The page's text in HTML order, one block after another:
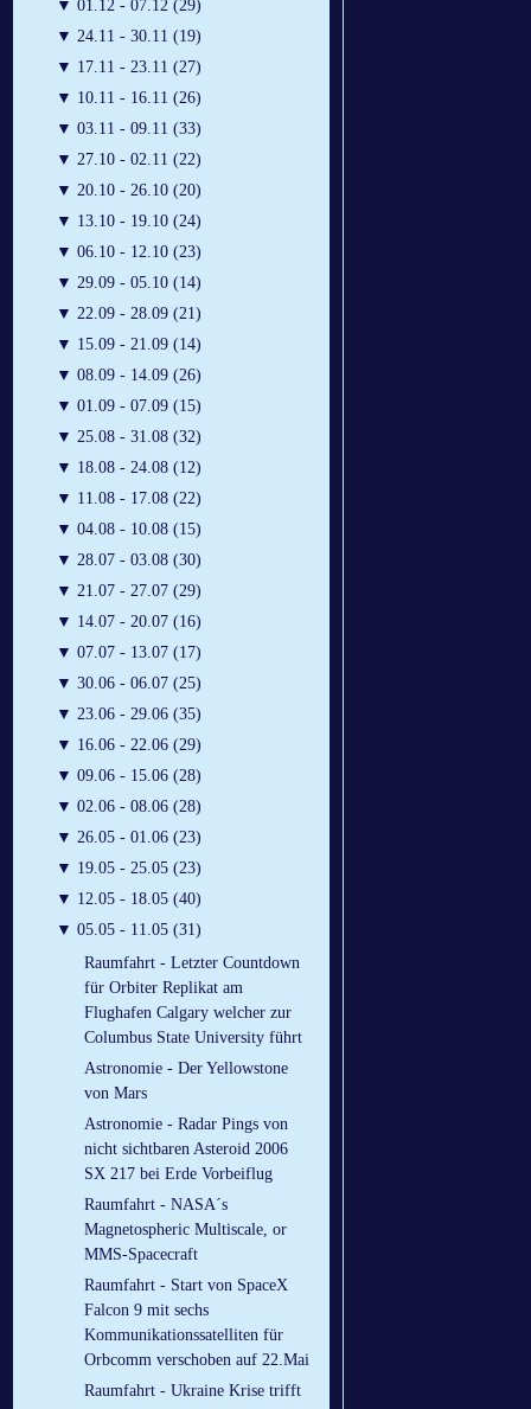
▼ 01.12 - 07.12 (29)
▼ 24.11 - 30.11 (19)
▼ 17.11 - 23.11 (27)
▼ 10.11 - 16.11 (26)
▼ 03.11 - 09.11 (33)
▼ 27.10 - 02.11 (22)
▼ 20.10 - 26.10 (20)
▼ 13.10 - 19.10 (24)
▼ 06.10 - 12.10 (23)
▼ 29.09 - 05.10 (14)
▼ 22.09 - 28.09 (21)
▼ 15.09 - 21.09 (14)
▼ 08.09 - 14.09 (26)
▼ 01.09 - 07.09 (15)
▼ 25.08 - 31.08 (32)
▼ 18.08 - 24.08 (12)
▼ 11.08 - 17.08 (22)
▼ 04.08 - 10.08 (15)
▼ 28.07 - 03.08 (30)
▼ 21.07 - 27.07 (29)
▼ 14.07 - 20.07 (16)
▼ 07.07 - 13.07 (17)
▼ 30.06 - 06.07 (25)
▼ 23.06 - 29.06 (35)
▼ 16.06 - 22.06 (29)
▼ 09.06 - 15.06 (28)
▼ 02.06 - 08.06 (28)
▼ 26.05 - 01.06 (23)
▼ 19.05 - 25.05 (23)
▼ 12.05 - 18.05 (40)
▼ 05.05 - 11.05 (31)
Raumfahrt - Letzter Countdown
für Orbiter Replikat am
Flughafen Calgary welcher zur
Columbus State University führt
Astronomie - Der Yellowstone
von Mars
Astronomie - Radar Pings von
nicht sichtbaren Asteroid 2006
SX 217 bei Erde Vorbeiflug
Raumfahrt - NASA´s
Magnetospheric Multiscale, or
MMS-Spacecraft
Raumfahrt - Start von SpaceX
Falcon 9 mit sechs
Kommunikationssatelliten für
Orbcomm verschoben auf 22.Mai
Raumfahrt - Ukraine Krise trifft